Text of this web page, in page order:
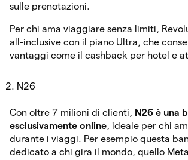
sulle prenotazioni.
Per chi ama viaggiare senza limiti,
all-inclusive con il piano Ultra, che
vantaggi come il cashback per hotel e
N26
Con oltre 7 milioni di clienti, N26 è una
esclusivamente online, ideale per chi
durante i viaggi. Per esempio questa
dedicato a chi gira il mondo, quello